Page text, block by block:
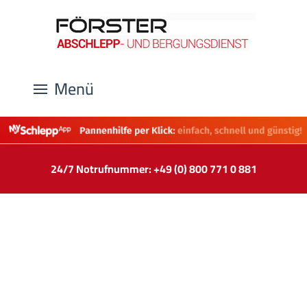
Menü
24/7 Notrufnummer: +49 (0) 800 771 0 881